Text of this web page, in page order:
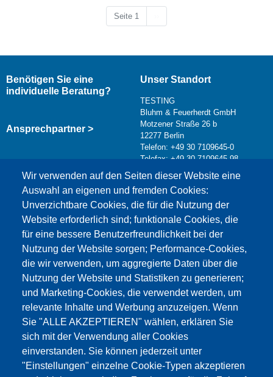
Seite 1
Wir verwenden auf den Seiten dieser Website eine
Auswahl an eigenen und fremden Cookies:
Unverzichtbare Cookies, die für die Nutzung der
Website erforderlich sind; funktionale Cookies, die
für eine bessere Benutzerfreundlichkeit bei der
Nutzung der Website sorgen; Performance-Cookies,
die wir verwenden, um aggregierte Daten über die
Nutzung der Website und Statistiken zu generieren;
und Marketing-Cookies, die verwendet werden, um
relevante Inhalte und Werbung anzuzeigen. Wenn
Sie "ALLE AKZEPTIEREN" wählen, erklären Sie
sich mit der Verwendung aller Cookies
einverstanden. Sie können jederzeit unter
"Einstellungen" einzelne Cookie-Typen akzeptieren
Benötigen Sie eine
individuelle Beratung?
Ansprechpartner >
Unser Standort
TESTING
Bluhm & Feuerherdt GmbH
Motzener Straße 26 b
12277 Berlin
Telefon: +49 30 7109645-0
Telefax: +49 30 7109645-98
info@testing.de
Dieser Inhalt ist blockiert, da die Google Maps
Cookies nicht akzeptiert wurden.
NUR DIE GOOGLE MAPS COOKIES
AKZEPTIEREN.
Alle Cookies akzeptieren